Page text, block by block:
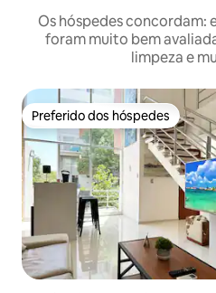
Os hóspedes concordam:
foram muito bem
limpeza e
Preferido dos hóspedes
Preferido dos hóspedes